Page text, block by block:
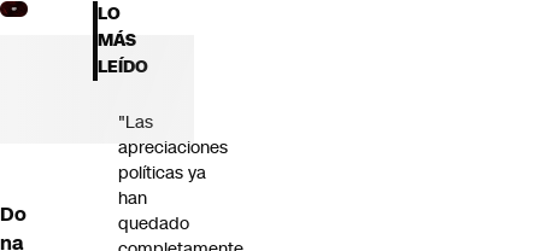
Do
na
LO
MÁS
LEÍDO
"Las
apreciaciones
políticas ya
han
quedado